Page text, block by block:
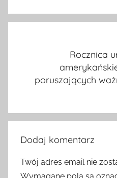
Rocznica
poruszających
Dodaj komentarz
Twój adres email nie
Wymagane pola są